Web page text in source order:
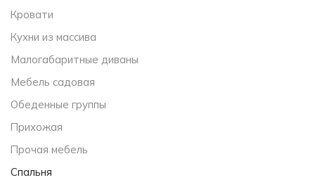
Кровати
Кухни из массива
Малогабаритные диваны
Мебель садовая
Обеденные группы
Прихожая
Прочая мебель
Спальня